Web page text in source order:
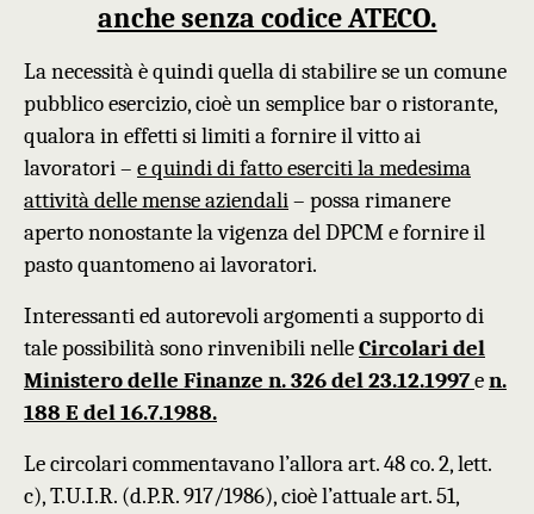
anche senza codice ATECO.
La necessità è quindi quella distabilire se un comune
pubblico esercizio,cioè un semplicebar o ristorante,
qualora in effetti si limiti afornire il vitto ai
lavoratori – e quindi di fatto eserciti la medesima
attività delle mense aziendali– possa rimanere
aperto nonostante la vigenza del DPCM e fornire il
pasto quantomeno ai lavoratori.
Interessanti ed autorevoli argomenti a supporto di
tale possibilità sono rinvenibili nelleCircolari del
Ministero delle Finanze n. 326 del 23.12.1997en.
188 E del 16.7.1988.
Le circolari commentavano l’allora art. 48co. 2, lett.
c), T.U.I.R. (d.P.R. 917/1986),cioè l’attuale art. 51,